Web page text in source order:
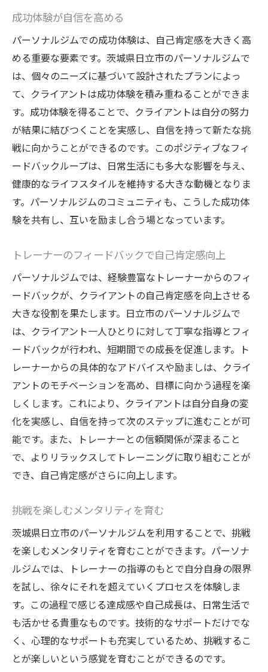
成功体験が自信を高める
パーソナルジムでの成功体験は、自己肯定感を大きく高
める重要な要素です。茨城県日立市のパーソナルジムで
は、個々のニーズに基づいて設計されたプランによっ
て、クライアントは成功体験を積み重ねることができま
す。成功体験を得ることで、クライアントは自分の努力
が結果に結びつくことを実感し、自信を持って新たな挑
戦に向かうことができるのです。このポジティブなフィ
ードバックループは、日常生活にも多大な影響を与え、
健康的なライフスタイルを維持する大きな動機となりま
す。パーソナルジムのコミュニティも、こうした成功体
験を共有し、互いを励まし合う場となっています。
トレーナーのフィードバックで自己肯定感向上
パーソナルジムでは、経験豊富なトレーナーからのフィ
ードバックが、クライアントの自己肯定感を向上させる
大きな役割を果たします。日立市のパーソナルジムで
は、クライアント一人ひとりに対して丁寧な指導とフィ
ードバックが行われ、短期間での成長を促進します。ト
レーナーからの具体的なアドバイスや励ましは、クライ
アントのモチベーションを高め、目標に向かう過程を楽
しくします。これにより、クライアントは自分自身の変
化を実感し、自信を持って次のステップに進むことが可
能です。また、トレーナーとの信頼関係が深まること
で、よりリラックスしてトレーニングに取り組むことが
でき、自己肯定感がさらに向上します。
挑戦を楽しむメンタリティを育む
茨城県日立市のパーソナルジムを利用することで、挑戦
を楽しむメンタリティを育むことができます。パーソナ
ルジムでは、トレーナーの指導のもとで自分自身の限界
を試し、徐々にそれを超えていくプロセスを体験しま
す。この過程で感じる達成感や自己成長は、日常生活で
も活かせる貴重なものです。技術的なサポートだけでな
く、心理的なサポートも充実しているため、挑戦するこ
とが楽しいという感覚を育むことができるのです。